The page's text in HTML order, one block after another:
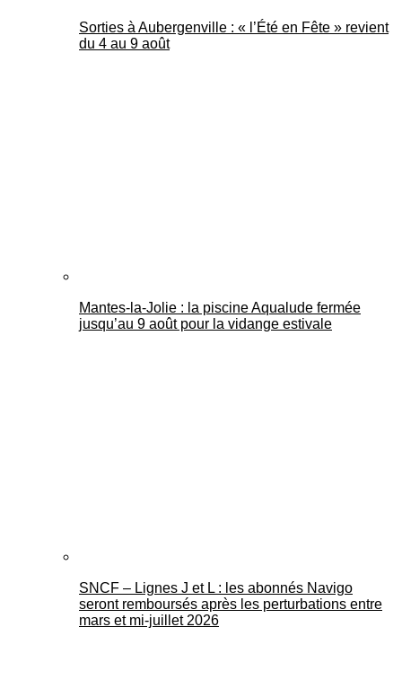
Sorties à Aubergenville : « l’Été en Fête » revient
du 4 au 9 août
Mantes-la-Jolie : la piscine Aqualude fermée
jusqu’au 9 août pour la vidange estivale
SNCF – Lignes J et L : les abonnés Navigo
seront remboursés après les perturbations entre
mars et mi-juillet 2026